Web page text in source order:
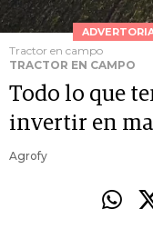
Tractor en campo
TRACTOR EN CAMPO
Todo lo que
invertir en
Agrofy